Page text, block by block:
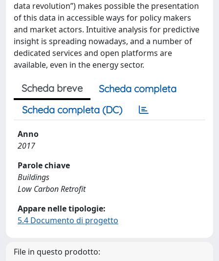
data revolution”) makes possible the presentation
of this data in accessible ways for policy makers
and market actors. Intuitive analysis for predictive
insight is spreading nowadays, and a number of
dedicated services and open platforms are
available, even in the energy sector.
Scheda breve
Scheda completa
Scheda completa (DC)
Anno
2017
Parole chiave
Buildings
Low Carbon Retrofit
Appare nelle tipologie:
5.4 Documento di progetto
File in questo prodotto: